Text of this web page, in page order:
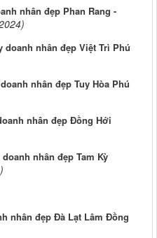
nhân đẹp Phan Rang -
doanh nhân đẹp Việt Trì Phú
nhân đẹp Tuy Hòa Phú
nhân đẹp Đồng Hới
nhân đẹp Tam Kỳ
nhân đẹp Đà Lạt Lâm Đồng